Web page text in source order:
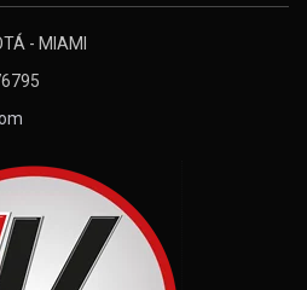
- MIAMI